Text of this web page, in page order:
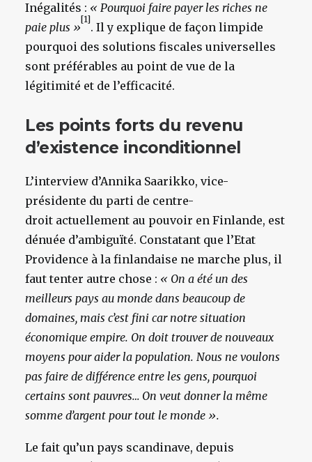
Inégalités : « Pourquoi faire payer les riches ne
paie plus »
[1]
. Il y explique de façon limpide
pourquoi des solutions fiscales universelles
sont préférables au point de vue de la
légitimité et de l’efficacité.
Les points forts du revenu
d’existence inconditionnel
L’interview d’Annika Saarikko, vice-
présidente du parti de centre-
droit actuellement au pouvoir en Finlande, est
dénuée d’ambiguïté. Constatant que l’Etat
Providence à la finlandaise ne marche plus, il
faut tenter autre chose : « On a été un des
meilleurs pays au monde dans beaucoup de
domaines, mais c’est fini car notre situation
économique empire. On doit trouver de nouveaux
moyens pour aider la population. Nous ne voulons
pas faire de différence entre les gens, pourquoi
certains sont pauvres… On veut donner la même
somme d’argent pour tout le monde ».
Le fait qu’un pays scandinave, depuis